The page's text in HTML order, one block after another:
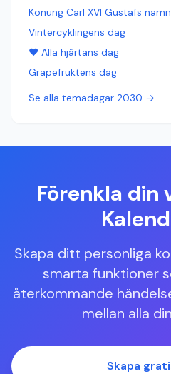
Konung Carl XVI Gustafs
Vintercyklingens dag
❤️ Alla hjärtans dag
Grapefruktens dag
Se alla temadagar 2030 →
Förenkla din
Skapa ditt personliga
smarta funktioner
återkommande
mellan alla
Skapa